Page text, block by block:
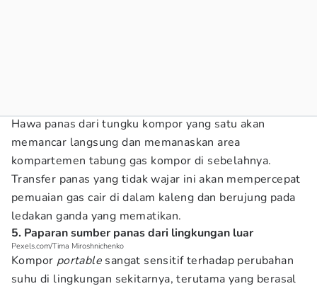
Hawa panas dari tungku kompor yang satu akan
memancar langsung dan memanaskan area
kompartemen tabung gas kompor di sebelahnya.
Transfer panas yang tidak wajar ini akan mempercepat
pemuaian gas cair di dalam kaleng dan berujung pada
ledakan ganda yang mematikan.
5. Paparan sumber panas dari lingkungan luar
Pexels.com/Tima Miroshnichenko
Kompor portable sangat sensitif terhadap perubahan
suhu di lingkungan sekitarnya, terutama yang berasal